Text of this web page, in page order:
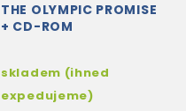
THE OLYMPIC PROMISE
+ CD-ROM
skladem (ihned
expedujeme)